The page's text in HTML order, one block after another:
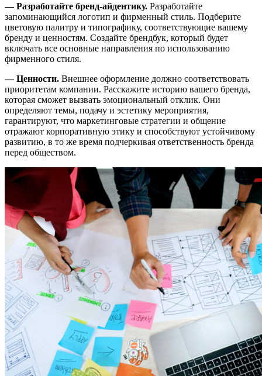
— Разработайте бренд-айдентику. Разработайте
запоминающийся логотип и фирменный стиль. Подберите
цветовую палитру и типографику, соответствующие вашему
бренду и ценностям. Создайте брендбук, который будет
включать все основные направления по использованию
фирменного стиля.
— Ценности. Внешнее оформление должно соответствовать
приоритетам компании. Расскажите историю вашего бренда,
которая сможет вызвать эмоциональный отклик. Они
определяют темы, подачу и эстетику мероприятия,
гарантируют, что маркетинговые стратегии и общение
отражают корпоративную этику и способствуют устойчивому
развитию, в то же время подчеркивая ответственность бренда
перед обществом.